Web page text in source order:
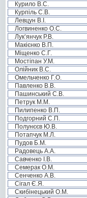
Курило В.С.
Курпіль С.В.
Левцун В.І.
Логвиненко О.С.
Лук’янчук Р.В.
Макієнко В.П.
Міщенко С.Г.
Мостіпан У.М.
Олійник В.С.
Омельченко Г.О.
Павленко В.В.
Пашинський С.В.
Петрук М.М.
Пилипенко В.П.
Подгорний С.П.
Полунєєв Ю.В.
Потапчук М.Л.
Пудов Б.М.
Радовець А.А.
Савченко І.В.
Семерак О.М.
Сенченко А.В.
Сігал Є.Я.
Скибінецький О.М.